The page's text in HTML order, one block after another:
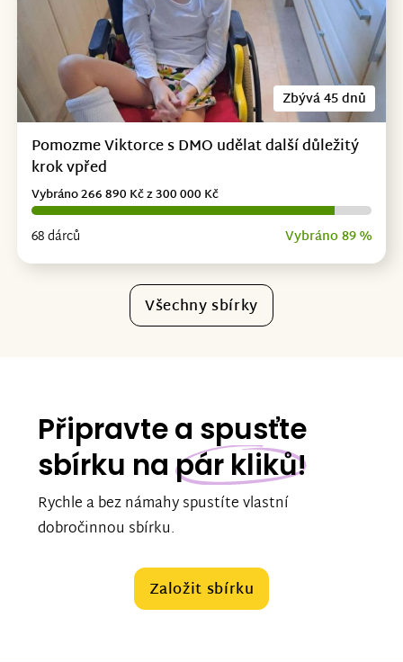
Zbývá 45 dnů
Pomozme Viktorce s DMO udělat další důležitý
krok vpřed
68 dárců Vybráno 89 %
Vybráno 266 890 Kč z 300 000 Kč
Všechny sbírky
Připravte a spusťte
sbírku na pár kliků!
Rychle a bez námahy spustíte vlastní
dobročinnou sbírku.
Založit sbírku